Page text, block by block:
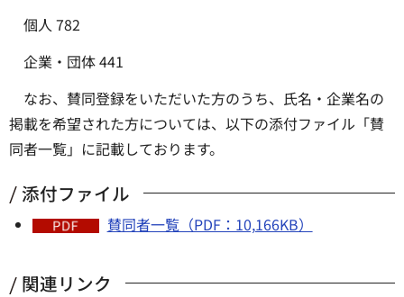
個人 782
企業・団体 441
なお、賛同登録をいただいた方のうち、氏名・企業名の
掲載を希望された方については、以下の添付ファイル「賛
同者一覧」に記載しております。
添付ファイル
賛同者一覧（PDF：10,166KB）
関連リンク